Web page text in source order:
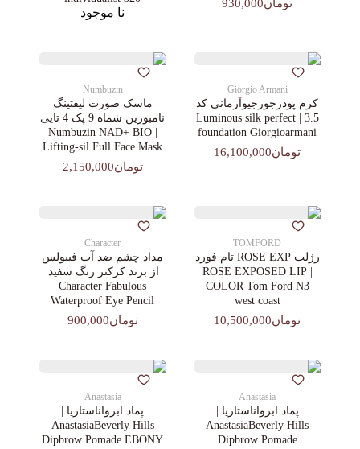
تومان930,000
نا موجود
Giorgio Armani
کرم پودرجورجیوآرمانی کد
3.5 | Luminous silk perfect
foundation Giorgioarmani
تومان16,100,000
Numbuzin
ماسک صورت لیفتینگ
نامبوزین شماه 9 پک 4 تایی
| Numbuzin NAD+ BIO
Lifting-sil Full Face Mask
تومان2,150,000
TOMFORD
رژلب ROSE EXP تام فورد
| ROSE EXPOSED LIP
COLOR Tom Ford N3
west coast
تومان10,500,000
Character
مداد چشم ضد آب فبیولس
از برند کرکتر رنگ سفید|
Character Fabulous
Waterproof Eye Pencil
تومان900,000
Anastasia
پماد ابرواناستازیا |
AnastasiaBeverly Hills
Dipbrow Pomade
Anastasia
پماد ابرواناستازیا |
AnastasiaBeverly Hills
Dipbrow Pomade EBONY